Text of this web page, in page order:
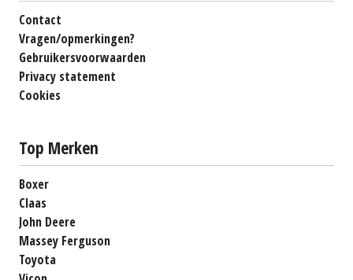
Contact
Vragen/opmerkingen?
Gebruikersvoorwaarden
Privacy statement
Cookies
Top Merken
Boxer
Claas
John Deere
Massey Ferguson
Toyota